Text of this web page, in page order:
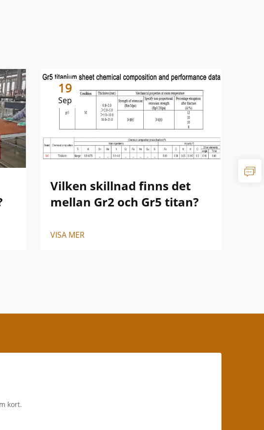
19
Sep
Vilken skillnad finns det
mellan Gr2 och Gr5 titan?
VISA MER
kort.